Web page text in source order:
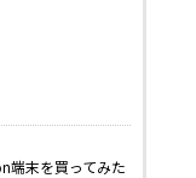
端末を買ってみた